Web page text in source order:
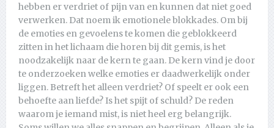
hebben er verdriet of pijn van en kunnen dat niet goed
verwerken. Dat noem ik emotionele blokkades. Om bij
de emoties en gevoelens te komen die geblokkeerd
zitten in het lichaam die horen bij dit gemis, is het
noodzakelijk naar de kern te gaan. De kern vind je door
te onderzoeken welke emoties er daadwerkelijk onder
liggen. Betreft het alleen verdriet? Of speelt er ook een
behoefte aan liefde? Is het spijt of schuld? De reden
waarom je iemand mist, is niet heel erg belangrijk.